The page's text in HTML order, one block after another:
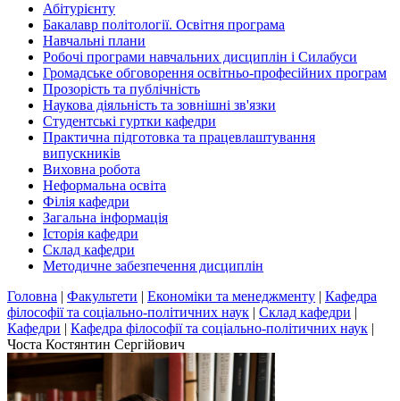
Абітурієнту
Бакалавр політології. Освітня програма
Навчальні плани
Робочі програми навчальних дисциплін і Силабуси
Громадське обговорення освітньо-професійних програм
Прозорість та публічність
Наукова діяльність та зовнішні зв'язки
Студентські гуртки кафедри
Практична підготовка та працевлаштування
випускників
Виховна робота
Неформальна освіта
Філія кафедри
Загальна інформація
Історія кафедри
Склад кафедри
Методичне забезпечення дисциплін
Головна | Факультети | Економіки та менеджменту | Кафедра
філософії та соціально-політичних наук | Склад кафедри |
Кафедри | Кафедра філософії та соціально-політичних наук |
Чоста Костянтин Сергійович